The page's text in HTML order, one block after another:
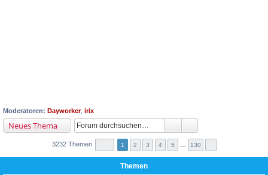
Moderatoren: Dayworker, irix
Neues Thema
3232 Themen 1 2 3 4 5 130
Themen